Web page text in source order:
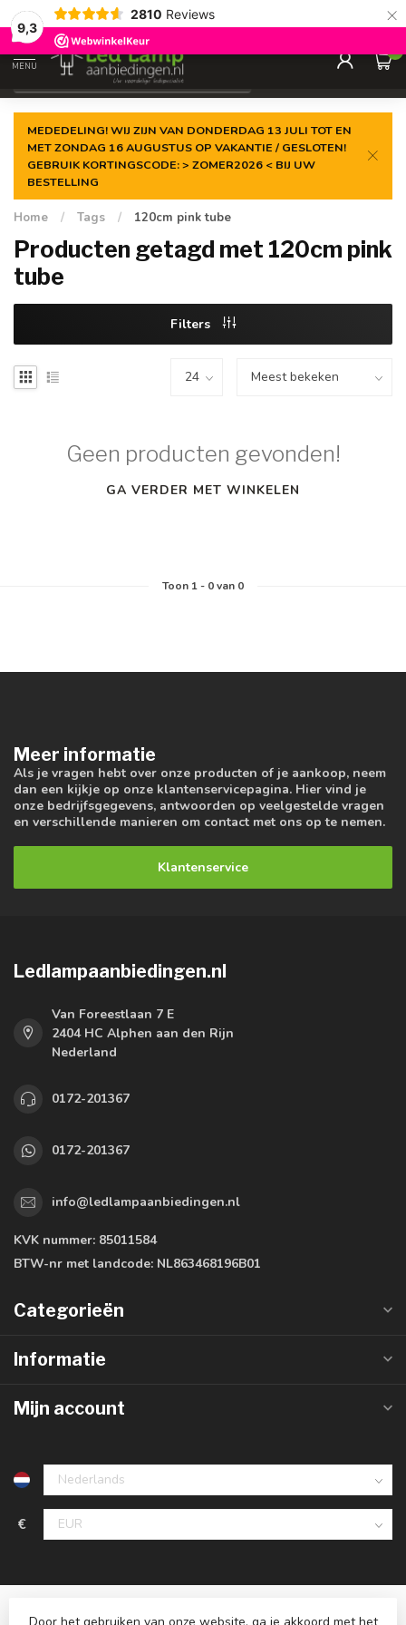
9,3
2810 Reviews ×
Gegarandeerde delaagste prijs
MENU
0
MEDEDELING! WIJ ZIJN VAN DONDERDAG 13 JULI TOT EN
MET ZONDAG 16 AUGUSTUS OP VAKANTIE / GESLOTEN!
GEBRUIK KORTINGSCODE: > ZOMER2026 < BIJ UW
BESTELLING
Home / Tags / 120cm pink tube
Producten getagd met 120cm pink
tube
Filters
Geen producten gevonden!
GA VERDER MET WINKELEN
Toon 1- 0van 0
Meer informatie
Als je vragen hebt over onze producten of je aankoop, neem
dan een kijkje op onze klantenservicepagina. Hier vind je
onze bedrijfsgegevens, antwoorden op veelgestelde vragen
en verschillende manieren om contact met ons op te nemen.
Klantenservice
Ledlampaanbiedingen.nl
Van Foreestlaan 7 E
2404 HC Alphen aan den Rijn
Nederland
0172-201367
0172-201367
info@ledlampaanbiedingen.nl
KVK nummer: 85011584
BTW-nr met landcode: NL863468196B01
Categorieën
Informatie
Mijn account
€